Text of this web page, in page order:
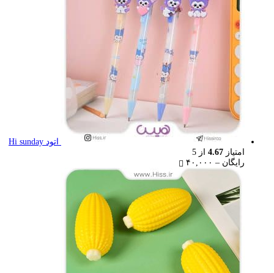
اتود Hi sunday
امتیاز 4.67 از 5
رایگان – ۴۰,۰۰۰
range:
رایگان
through
۴۰,۰۰۰ تومان